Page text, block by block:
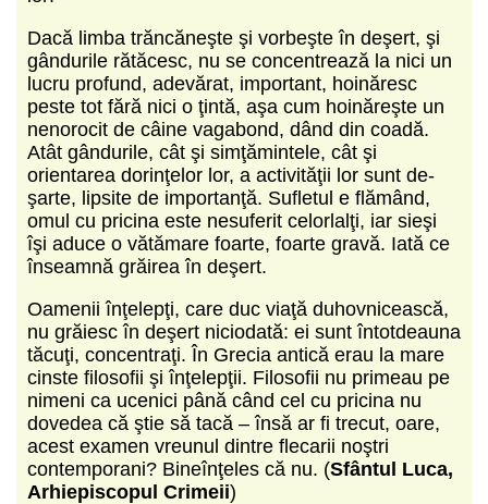
Dacă limba trăncăneşte şi vorbeşte în deşert, şi
gândurile rătăcesc, nu se concentrează la nici un
lucru profund, adevărat, important, hoină­resc
peste tot fără nici o ţintă, aşa cum hoină­reşte un
nenorocit de câine vagabond, dând din coadă.
Atât gândurile, cât şi simţămintele, cât şi
orientarea dorinţelor lor, a activităţii lor sunt de­
şarte, lipsite de importanţă. Sufletul e flămând,
omul cu pricina este nesuferit celorlalţi, iar sieşi
îşi aduce o vătămare foarte, foarte gravă. Iată ce
înseamnă grăirea în deşert.
Oamenii înţelepţi, care duc viaţă duhovni­cească,
nu grăiesc în deşert niciodată: ei sunt în­totdeauna
tăcuţi, concentraţi. În Grecia antică erau la mare
cinste filosofii şi înţelepţii. Filosofii nu primeau pe
nimeni ca ucenici până când cel cu pricina nu
dovedea că ştie să tacă – însă ar fi trecut, oare,
acest examen vreunul dintre flecarii noştri
contemporani? Bineînţeles că nu. (Sfântul Luca,
Arhiepiscopul Crimeii)